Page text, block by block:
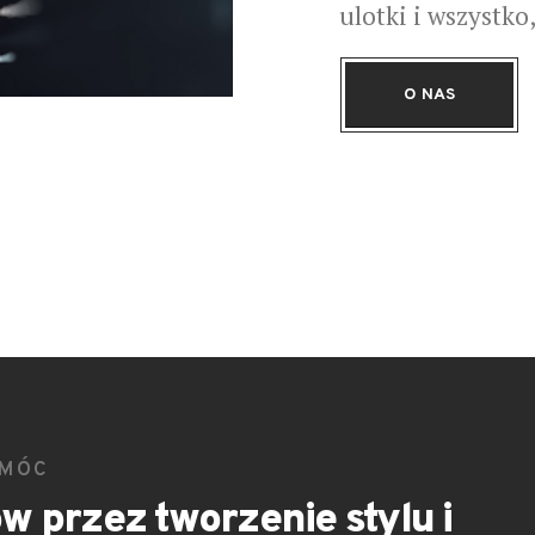
ulotki i
O NAS
przez tworzenie stylu i